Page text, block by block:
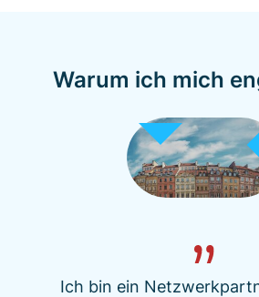
Warum ich mich
Ich bin ein